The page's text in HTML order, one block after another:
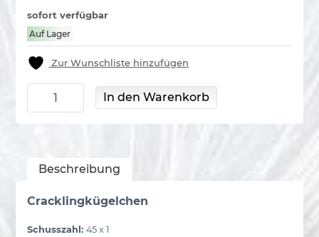
sofort verfügbar
Auf Lager
Zur Wunschliste hinzufügen
Black Devils MengeIn den Warenkorb
Beschreibung
Cracklingkügelchen
Schusszahl:45 x 1